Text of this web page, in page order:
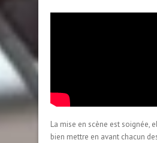
La mise en scène est soignée,
bien mettre en avant chacun